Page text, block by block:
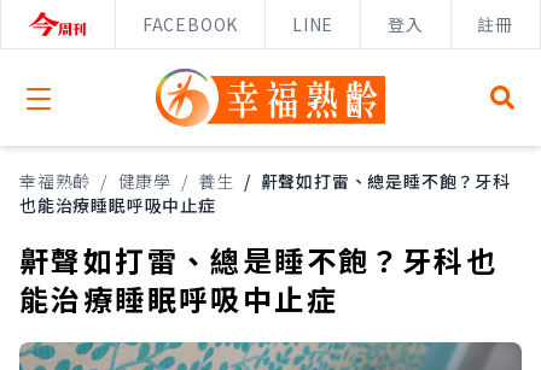
FACEBOOK LINE 登入 註冊
Open menu
幸福熟齡 / 健康學 / 養生 / 鼾聲如打雷、總是睡不飽？牙科
也能治療睡眠呼吸中止症
鼾聲如打雷、總是睡不飽？牙科也
能治療睡眠呼吸中止症